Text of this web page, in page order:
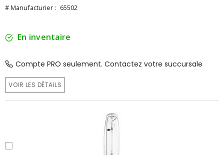
# Manufacturier : 65502
En inventaire
Compte PRO seulement. Contactez votre succursale
VOIR LES DÉTAILS